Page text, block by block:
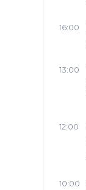
16:00
13:00
12:00
10:00